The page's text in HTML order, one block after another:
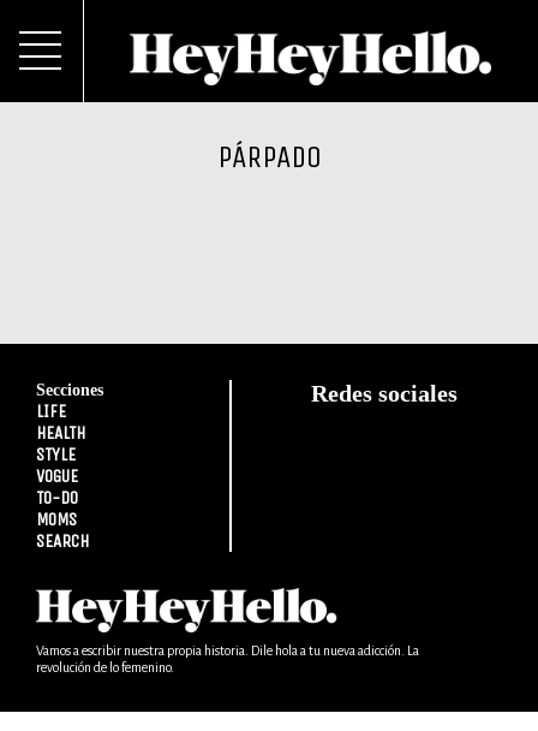
PÁRPADO
Secciones
LIFE
HEALTH
STYLE
VOGUE
TO-DO
MOMS
SEARCH
Redes sociales
Vamos a escribir nuestra propia historia. Dile hola a tu nueva adicción. La
revolución de lo femenino.